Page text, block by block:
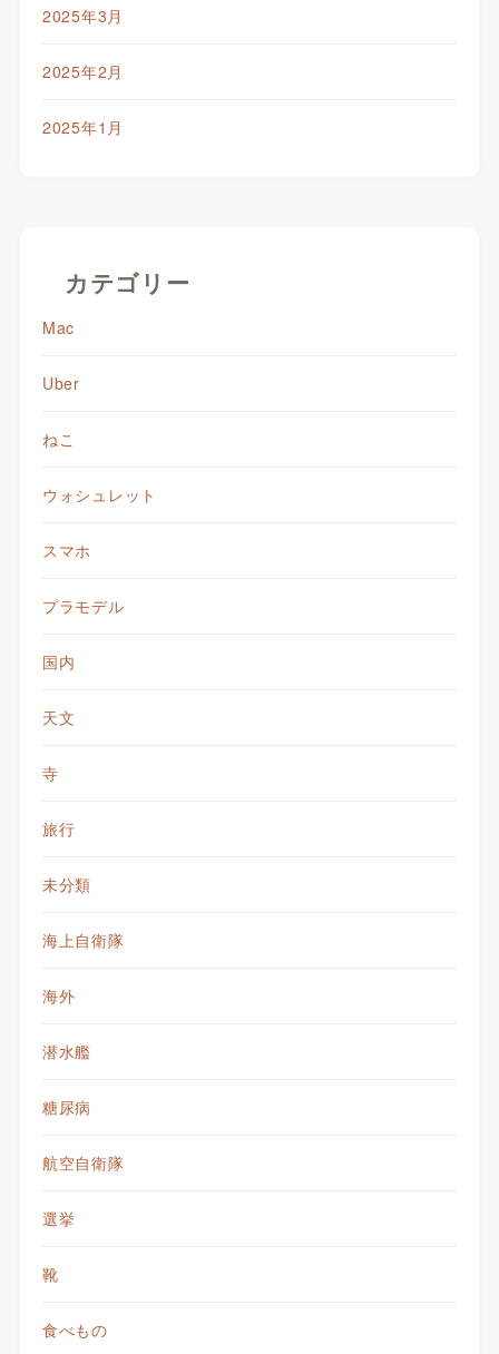
2025年3月
2025年2月
2025年1月
カテゴリー
Mac
Uber
ねこ
ウォシュレット
スマホ
プラモデル
国内
天文
寺
旅行
未分類
海上自衛隊
海外
潜水艦
糖尿病
航空自衛隊
選挙
靴
食べもの